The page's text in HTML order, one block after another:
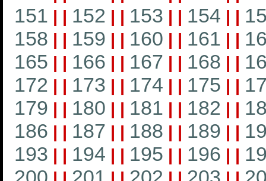
151 | | 152 | | 153 | | 154 | |
158 | | 159 | | 160 | | 161 | |
165 | | 166 | | 167 | | 168 | |
172 | | 173 | | 174 | | 175 | |
179 | | 180 | | 181 | | 182 | |
186 | | 187 | | 188 | | 189 | |
193 | | 194 | | 195 | | 196 | |